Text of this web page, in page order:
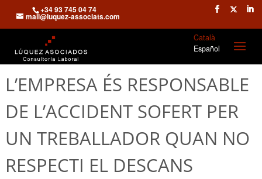
+34 93 745 04 74
mail@luquez-associats.com
Català
Español
L’EMPRESA ÉS RESPONSABLE
DE L’ACCIDENT SOFERT PER
UN TREBALLADOR QUAN NO
RESPECTI EL DESCANS